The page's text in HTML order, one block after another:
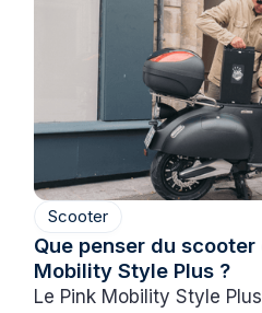
Scooter
Que penser du
Mobility Style Plus ?
Le Pink Mobility Style